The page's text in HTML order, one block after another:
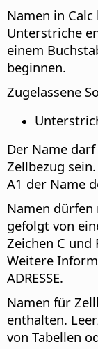
Namen in
Unterstriche
einem
beginnen.
Zugelassene
Der Name
Zellbezug
A1 der Name
Namen dürfen
gefolgt von
Zeichen C und
Weitere
ADRESSE.
Namen für
enthalten.
von Tabellen